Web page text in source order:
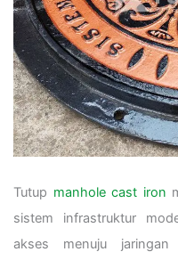
Tutup manhole cast iron
sistem infrastruktur
akses menuju